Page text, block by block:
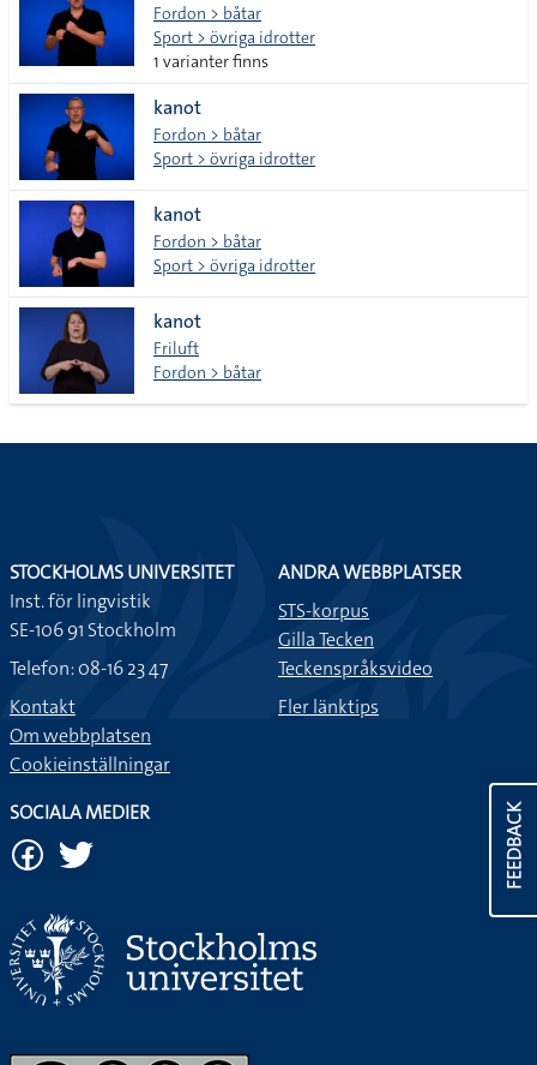
lista
Fordon > båtar
Sport > övriga idrotter
1 varianter finns
kanot
Fordon > båtar
Sport > övriga idrotter
kanot
Fordon > båtar
Sport > övriga idrotter
kanot
Friluft
Fordon > båtar
FEEDBACK
STOCKHOLMS UNIVERSITET
Inst. för lingvistik
SE-106 91 Stockholm
Telefon: 08-16 23 47
Kontakt
Om webbplatsen
Cookieinställningar
ANDRA WEBBPLATSER
STS-korpus
Gilla Tecken
Teckenspråksvideo
Fler länktips
SOCIALA MEDIER